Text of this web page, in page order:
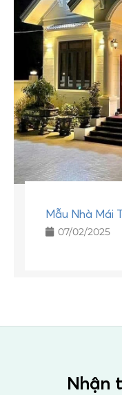
Mẫu Nhà Mái
07/02/2025
Nhận